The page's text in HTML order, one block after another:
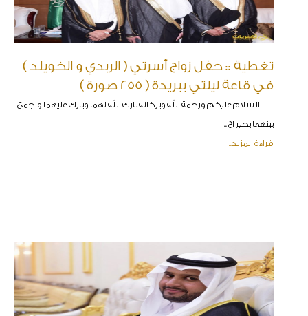
تغطية :: حفل زواج أسرتي ( الربدي و الخويلد )
في قاعة ليلتي ببريدة ( 255 صورة )
السلام عليكم ورحمة الله وبركاته بارك الله لهما وبارك عليهما واجمع
بينهما بخير اح ..
قراءة المزيد..